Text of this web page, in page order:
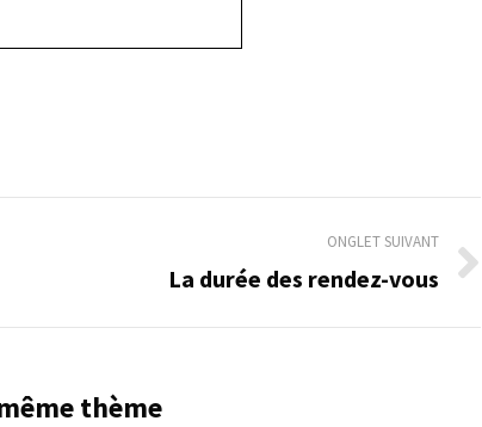
ONGLET SUIVANT
La durée des rendez-vous
thème